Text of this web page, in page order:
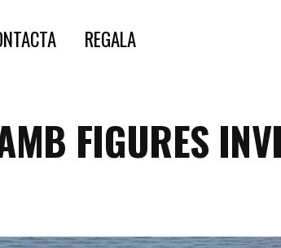
REGALA
FIGURES